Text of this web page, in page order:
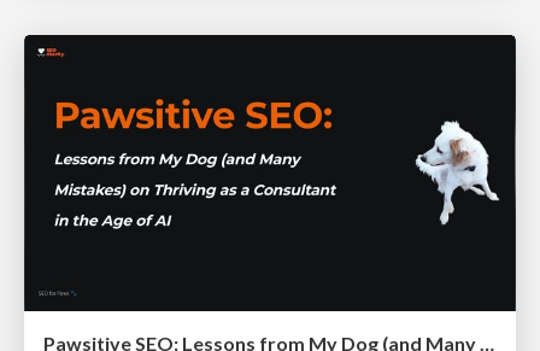
Pawsitive SEO: Lessons from My Dog (and Many Mistakes) on Thriving as a Consultant in the Age of AI